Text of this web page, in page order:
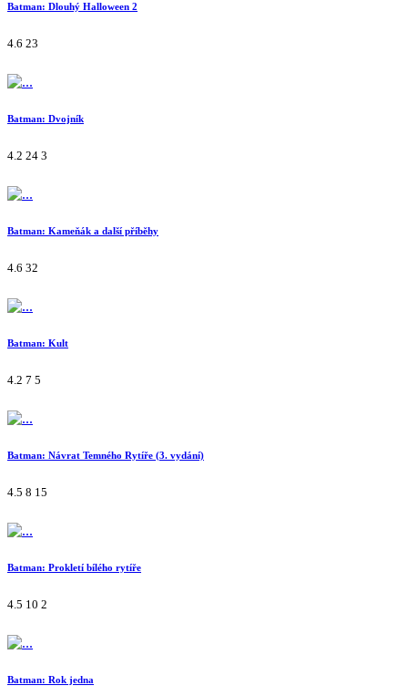
Batman: Dlouhý Halloween 2
4.6 23
Batman: Dvojník
4.2 24 3
Batman: Kameňák a další příběhy
4.6 32
Batman: Kult
4.2 7 5
Batman: Návrat Temného Rytíře (3. vydání)
4.5 8 15
Batman: Prokletí bílého rytíře
4.5 10 2
Batman: Rok jedna